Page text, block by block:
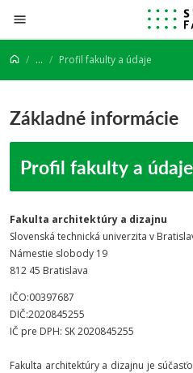
Prejsť na obsah
... Profil fakulty a údaje
Základné informácie
Profil fakulty a údaje
Fakulta architektúry a dizajnu
Slovenská technická univerzita v
Námestie slobody 19
812 45 Bratislava
IČO:00397687
DIČ:2020845255
IČ pre DPH: SK 2020845255
Fakulta architektúry a dizajnu je